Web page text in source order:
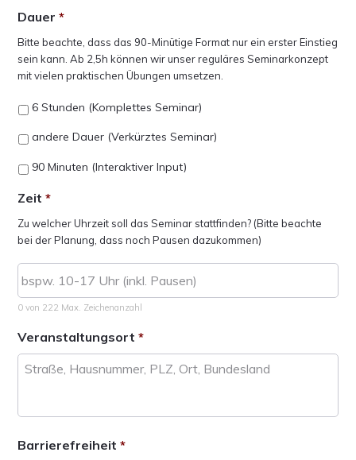
Dauer *
Bitte beachte, dass das 90-Minütige Format nur ein erster Einstieg
sein kann. Ab 2,5h können wir unser reguläres Seminarkonzept
mit vielen praktischen Übungen umsetzen.
6 Stunden (Komplettes Seminar)
andere Dauer (Verkürztes Seminar)
90 Minuten (Interaktiver Input)
Zeit *
Zu welcher Uhrzeit soll das Seminar stattfinden? (Bitte beachte
bei der Planung, dass noch Pausen dazukommen)
0 von 222 Max. Zeichenanzahl
Veranstaltungsort *
Barrierefreiheit *